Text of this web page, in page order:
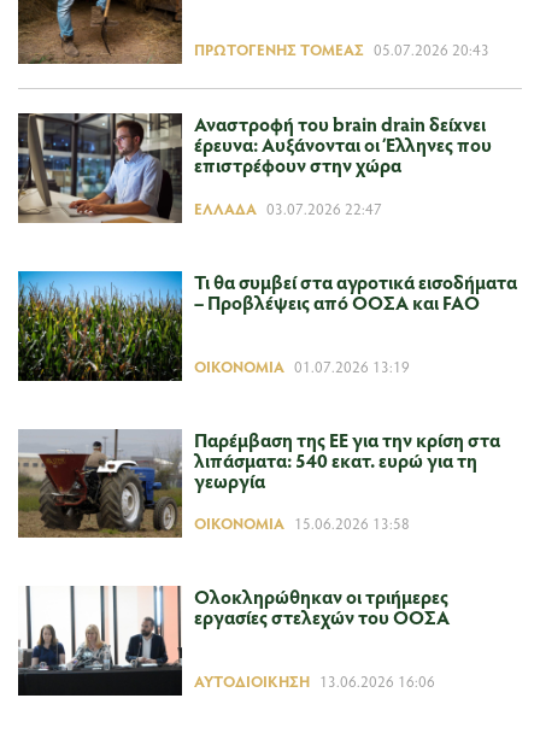
ΠΡΩΤΟΓΕΝΉΣ ΤΟΜΈΑΣ 05.07.2026 20:43
Αναστροφή του brain drain δείxνει
έρευνα: Αυξάνονται οι Έλληνες που
επιστρέφουν στην χώρα
ΕΛΛΆΔΑ 03.07.2026 22:47
Τι θα συμβεί στα αγροτικά εισοδήματα
– Προβλέψεις από ΟΟΣA και FAO
ΟΙΚΟΝΟΜΊΑ 01.07.2026 13:19
Παρέμβαση της ΕΕ για την κρίση στα
λιπάσματα: 540 εκατ. ευρώ για τη
γεωργία
ΟΙΚΟΝΟΜΊΑ 15.06.2026 13:58
Ολοκληρώθηκαν οι τριήμερες
εργασίες στελεχών του ΟΟΣΑ
ΑΥΤΟΔΙΟΊΚΗΣΗ 13.06.2026 16:06